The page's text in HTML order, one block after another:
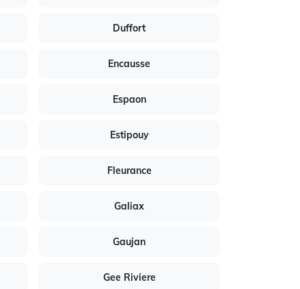
Duffort
Encausse
Espaon
Estipouy
Fleurance
Galiax
Gaujan
Gee Riviere